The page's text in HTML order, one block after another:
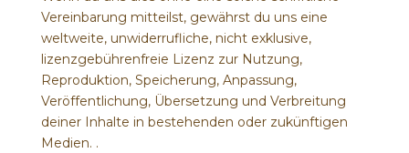
Vereinbarung mitteilst, gewährst du uns eine
weltweite, unwiderrufliche, nicht exklusive,
lizenzgebührenfreie Lizenz zur Nutzung,
Reproduktion, Speicherung, Anpassung,
Veröffentlichung, Übersetzung und Verbreitung
deiner Inhalte in bestehenden oder zukünftigen
Medien. .